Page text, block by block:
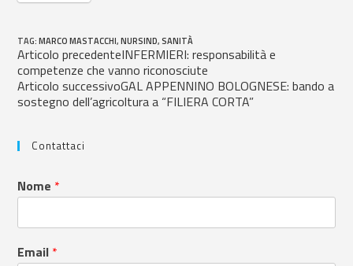
TAG:MARCO MASTACCHI, NURSIND, SANITÀ
Articolo precedenteINFERMIERI: responsabilità e
competenze che vanno riconosciute
Articolo successivoGAL APPENNINO BOLOGNESE: bando a
sostegno dell’agricoltura a “FILIERA CORTA”
Contattaci
Nome *
Email *